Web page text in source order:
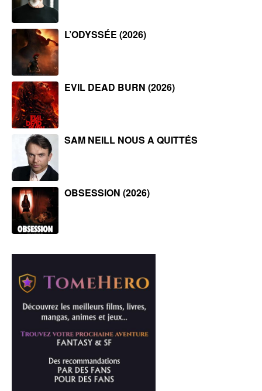
L’ODYSSÉE (2026)
EVIL DEAD BURN (2026)
SAM NEILL NOUS A QUITTÉS
OBSESSION (2026)